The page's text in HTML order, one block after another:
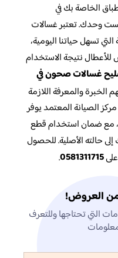
الخاصة بك في
وحدك. تعتبر غسالات
تسهل حياتنا اليومية،
للأعطال نتيجة الاستخدام
غسالات صحون في
والمعرفة اللازمة
الصيانة المعتمد يوفر
مع ضمان استخدام قطع
حالته الأصلية. للحصول
0581311715
.
من العروض!
التي تحتاجها وللتعرف